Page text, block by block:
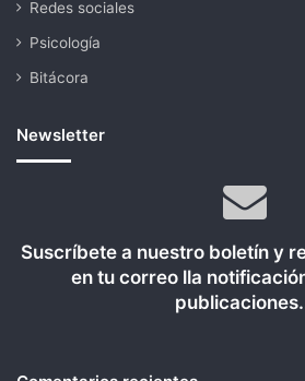
Redes sociales
Psicología
Bitácora
Newsletter
Suscríbete a nuestro boletín y
en tu correo lla